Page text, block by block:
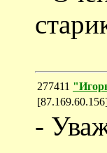
277411
-